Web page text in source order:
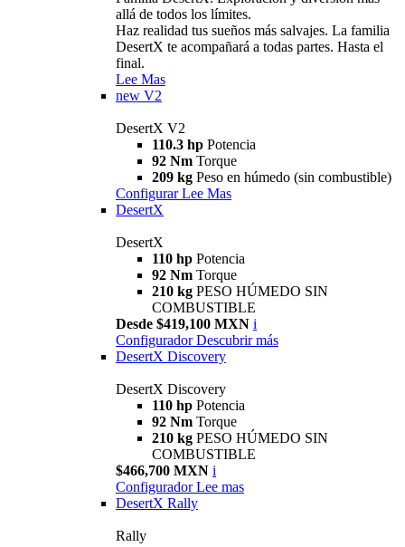
allá de todos los límites.
Haz realidad tus sueños más salvajes. La familia
DesertX te acompañará a todas partes. Hasta el
final.
Lee Mas
new V2
DesertX V2
110.3 hp Potencia
92 Nm Torque
209 kg Peso en húmedo (sin combustible)
Configurar Lee Mas
DesertX
DesertX
110 hp Potencia
92 Nm Torque
210 kg PESO HÚMEDO SIN
COMBUSTIBLE
Desde $419,100 MXN i
Configurador Descubrir más
DesertX Discovery
DesertX Discovery
110 hp Potencia
92 Nm Torque
210 kg PESO HÚMEDO SIN
COMBUSTIBLE
$466,700 MXN i
Configurador Lee mas
DesertX Rally
Rally